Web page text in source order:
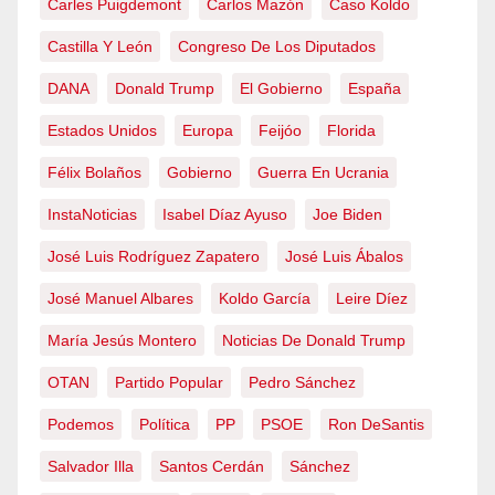
Carles Puigdemont Carlos Mazón Caso Koldo
Castilla Y León Congreso De Los Diputados
DANA Donald Trump El Gobierno España
Estados Unidos Europa Feijóo Florida
Félix Bolaños Gobierno Guerra En Ucrania
InstaNoticias Isabel Díaz Ayuso Joe Biden
José Luis Rodríguez Zapatero José Luis Ábalos
José Manuel Albares Koldo García Leire Díez
María Jesús Montero Noticias De Donald Trump
OTAN Partido Popular Pedro Sánchez
Podemos Política PP PSOE Ron DeSantis
Salvador Illa Santos Cerdán Sánchez